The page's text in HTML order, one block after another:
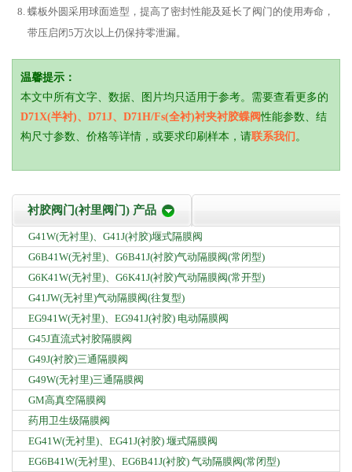
蝶板外圆采用球面造型，提高了密封性能及延长了阀门的使用寿命，
带压启闭5万次以上仍保持零泄漏。
温馨提示：
本文中所有文字、数据、图片均只适用于参考。需要查看更多的
D71X(半衬)、D71J、D71H/Fs(全衬)衬夹衬胶蝶阀性能参数、结
构尺寸参数、价格等详情，或要求印刷样本，请联系我们 。
衬胶阀门(衬里阀门) 产品
G41W(无衬里)、G41J(衬胶)堰式隔膜阀
G6B41W(无衬里)、G6B41J(衬胶)气动隔膜阀(常闭型)
G6K41W(无衬里)、G6K41J(衬胶)气动隔膜阀(常开型)
G41JW(无衬里)气动隔膜阀(往复型)
EG941W(无衬里)、EG941J(衬胶) 电动隔膜阀
G45J直流式衬胶隔膜阀
G49J(衬胶)三通隔膜阀
G49W(无衬里)三通隔膜阀
GM高真空隔膜阀
药用卫生级隔膜阀
EG41W(无衬里)、EG41J(衬胶) 堰式隔膜阀
EG6B41W(无衬里)、EG6B41J(衬胶) 气动隔膜阀(常闭型)